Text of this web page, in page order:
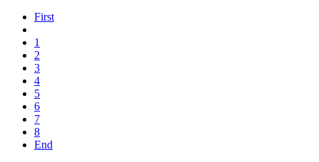
First
1
2
3
4
5
6
7
8
End